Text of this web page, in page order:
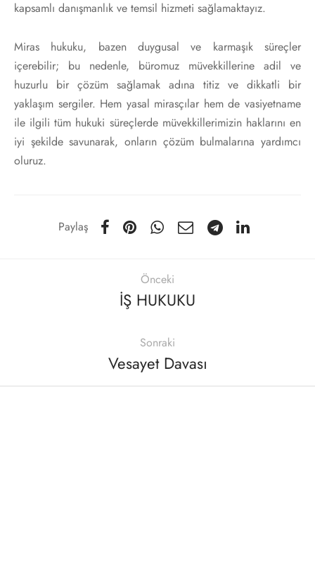
kapsamlı danışmanlık ve temsil hizmeti sağlamaktayız.
Miras hukuku, bazen duygusal ve karmaşık süreçler
içerebilir; bu nedenle, büromuz müvekkillerine adil ve
huzurlu bir çözüm sağlamak adına titiz ve dikkatli bir
yaklaşım sergiler. Hem yasal mirasçılar hem de vasiyetname
ile ilgili tüm hukuki süreçlerde müvekkillerimizin haklarını en
iyi şekilde savunarak, onların çözüm bulmalarına yardımcı
oluruz.
Paylaş
Önceki
İŞ HUKUKU
Sonraki
Vesayet Davası